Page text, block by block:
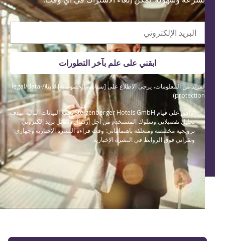
البريد الإلكتروني
ابقني على علم بآخر التطورات
لمزيد من المعلومات، يرجى الاطلاع على [سياسة الخصوصية] لدينا(/legal/data-
protection).
أوافق على قيام Steigenberger Hotels GmbH بجمع البيانات التالية بهدف
تحليل تفضيلاتي وسلوك المستخدم من أجل إرسال رسائل بريد إلكتروني
ترويجية مخصصة ومتعلقة باهتماماتي: وقت قراءة النشرة الإخبارية وجهازي
ونقراتي فوق الروابط في النشرة الإخبارية.